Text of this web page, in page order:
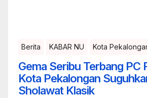
Berita KABAR NU Kota
Gema Seribu Terbang PC
Kota Pekalongan
Sholawat Klasik